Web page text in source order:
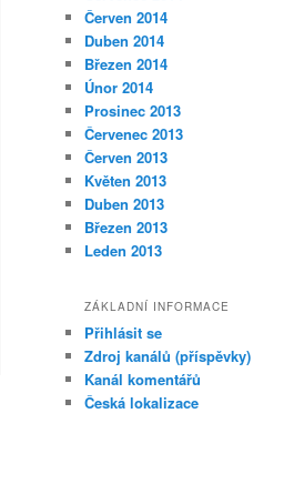
Červen 2014
Duben 2014
Březen 2014
Únor 2014
Prosinec 2013
Červenec 2013
Červen 2013
Květen 2013
Duben 2013
Březen 2013
Leden 2013
ZÁKLADNÍ INFORMACE
Přihlásit se
Zdroj kanálů (příspěvky)
Kanál komentářů
Česká lokalizace